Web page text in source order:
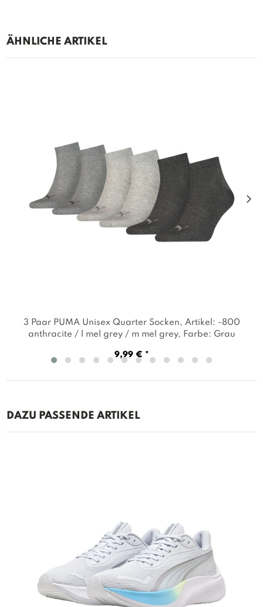
ÄHNLICHE ARTIKEL
3 Paar PUMA Unisex Quarter Socken, Artikel: -800
anthracite / l mel grey / m mel grey, Farbe: Grau
9,99 € *
DAZU PASSENDE ARTIKEL